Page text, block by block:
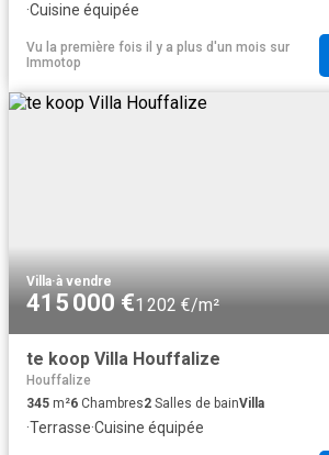
·Cuisine équipée
Vu la première fois il y a plus d'un mois sur
Immotop
Villa·à vendre
415 000 €1 202 €/m²
te koop Villa Houffalize
Houffalize
345 m²6 Chambres2 Salles de bainVilla
·Terrasse·Cuisine équipée